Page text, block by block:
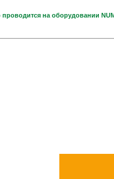
на оборудовании